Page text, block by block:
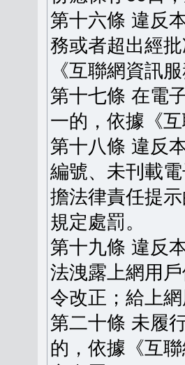
第十六條 違反
務或者超出經
《互聯網資訊
第十七條 在電
一的，依據《
第十八條 違反
編號、未刊載
擔法律責任提
規定處罰。
第十九條 違反
法洩露上網用
令改正；給上
第二十條 未履
的，依據《互